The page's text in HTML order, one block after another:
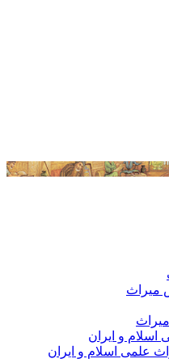
میراث
اسلام و ایران
علمی اسلام و ایران